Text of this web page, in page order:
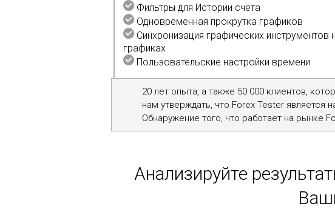
Фильтры для Истории счёта
Одновременная прокрутка графиков
Синхронизация графических инструментов
графиках
Пользовательские настройки времени
20 лет опыта, а также 50 000 клиентов,
нам утверждать, что Forex Tester является
Обнаружение того, что работает на рынке
Анализируйте